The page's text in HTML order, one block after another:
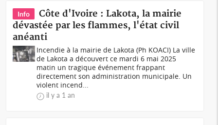
Info
Côte d'Ivoire : Lakota, la mairie
dévastée par les flammes, l'état civil
anéanti
Incendie à la mairie de Lakota (Ph KOACI) La ville
de Lakota a découvert ce mardi 6 mai 2025
matin un tragique événement frappant
directement son administration municipale. Un
violent incend...
il y a 1 an